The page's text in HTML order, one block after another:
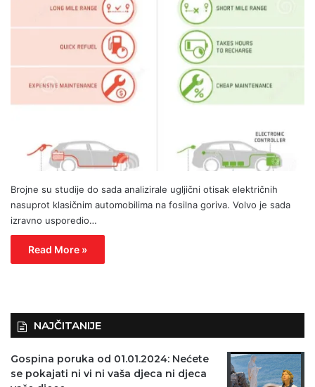
Brojne su studije do sada analizirale ugljični otisak električnih
nasuprot klasičnim automobilima na fosilna goriva. Volvo je sada
izravno usporedio…
Read More »
NAJČITANIJE
Gospina poruka od 01.01.2024: Nećete
se pokajati ni vi ni vaša djeca ni djeca